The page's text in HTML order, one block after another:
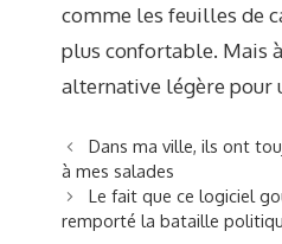
comme les feuilles de
plus confortable. Mais
alternative légère pour
Dans ma ville, ils ont
à mes salades
Le fait que ce logiciel
remporté la bataille